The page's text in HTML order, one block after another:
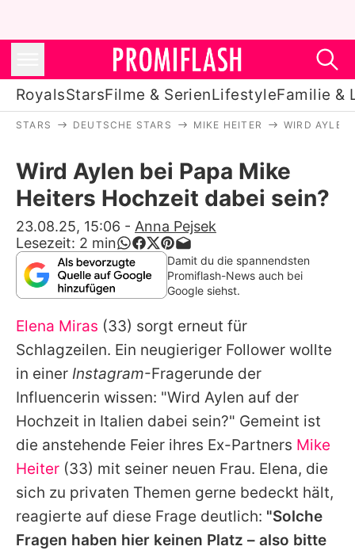
RoyalsStarsFilme & SerienLifestyleFamilie &
Stars
Filme & Serien
Lifestyle
Familie & Liebe
Alle Themen auf Promiflash
Jobs
App runterladen
Team
Redaktionelle Richtlinien
Impressum
STARS DEUTSCHE STARS MIKE HEITER WIRD AYLEN
Wird Aylen bei Papa Mike
Heiters Hochzeit dabei sein?
23.08.25, 15:06 - Anna Pejsek
Lesezeit: 2 min
Damit du die spannendsten
Promiflash-News auch bei
Google siehst.
Elena Miras (33) sorgt erneut für
Schlagzeilen. Ein neugieriger Follower wollte
in einer Instagram-Fragerunde der
Influencerin wissen: "Wird Aylen auf der
Hochzeit in Italien dabei sein?" Gemeint ist
die anstehende Feier ihres Ex-Partners Mike
Heiter (33) mit seiner neuen Frau. Elena, die
sich zu privaten Themen gerne bedeckt hält,
reagierte auf diese Frage deutlich: "Solche
Fragen haben hier keinen Platz – also bitte